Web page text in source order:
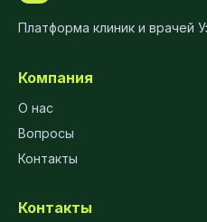
Платформа клиник и врачей
Компания
О нас
Вопросы
Контакты
Контакты